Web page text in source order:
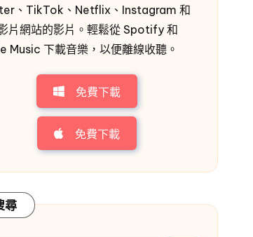
、TikTok、Netflix、Instagram 和
片網站的影片。輕鬆從 Spotify 和
Music 下載音樂，以便離線收聽。
免費下載
免費下載
尋